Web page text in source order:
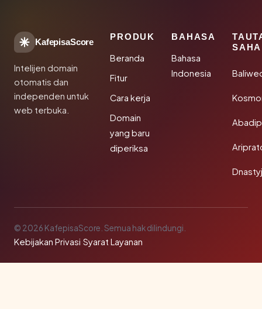
KafepisaScore
Intelijen domain
otomatis dan
independen untuk
web terbuka.
PRODUK
Beranda
Fitur
Cara kerja
Domain
yang baru
diperiksa
BAHASA
Bahasa
Indonesia
© 2026 KafepisaScore. Semua hak dilindungi.
Kebijakan Privasi·Syarat Layanan